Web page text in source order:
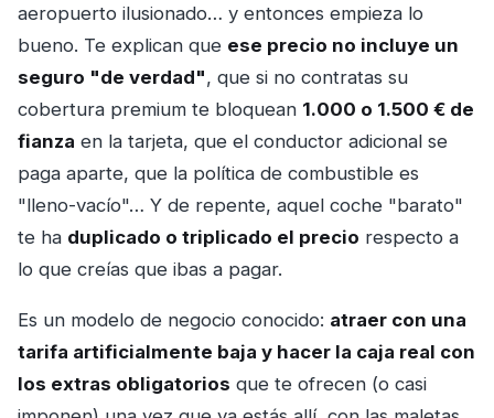
aeropuerto ilusionado… y entonces empieza lo
bueno. Te explican que ese precio no incluye un
seguro "de verdad", que si no contratas su
cobertura premium te bloquean 1.000 o 1.500 € de
fianza en la tarjeta, que el conductor adicional se
paga aparte, que la política de combustible es
"lleno-vacío"… Y de repente, aquel coche "barato"
te ha duplicado o triplicado el precio respecto a
lo que creías que ibas a pagar.
Es un modelo de negocio conocido: atraer con una
tarifa artificialmente baja y hacer la caja real con
los extras obligatorios que te ofrecen (o casi